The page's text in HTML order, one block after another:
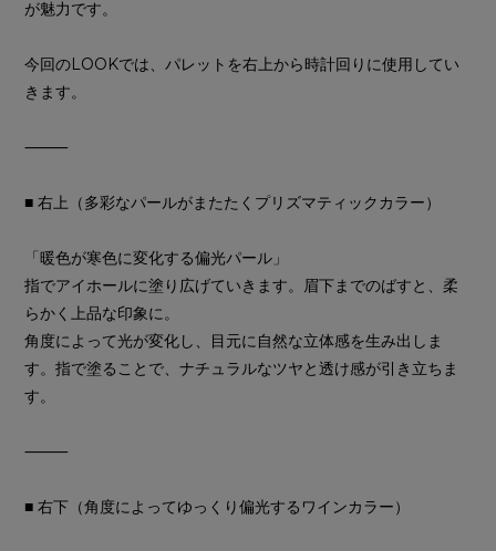
が魅力です。
今回のLOOKでは、パレットを右上から時計回りに使用してい
きます。
⸻
■ 右上（多彩なパールがまたたくプリズマティックカラー）
「暖色が寒色に変化する偏光パール」
指でアイホールに塗り広げていきます。眉下までのばすと、柔
らかく上品な印象に。
角度によって光が変化し、目元に自然な立体感を生み出しま
す。指で塗ることで、ナチュラルなツヤと透け感が引き立ちま
す。
⸻
■ 右下（角度によってゆっくり偏光するワインカラー）